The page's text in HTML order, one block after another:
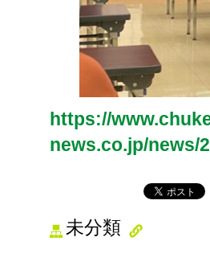
https://
news.co.jp/news/
未分類